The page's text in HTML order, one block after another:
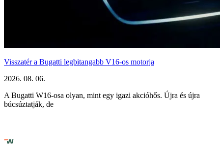
Visszatér a Bugatti legbitangabb V16-os motorja
2026. 08. 06.
A Bugatti W16-osa olyan, mint egy igazi akcióhős. Újra és újra
búcsúztatják, de